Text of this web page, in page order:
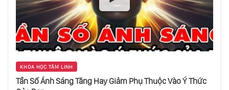
Người Và Ta - Hội Chứng Đa Nhân Cách
Hội Chứng “Luôn Cảm Thấy Không Đủ”
KHOA HỌC TÂM LINH
Tần Số Ánh Sáng Tăng Hay Giảm Phụ Thuộc Vào Ý Thức